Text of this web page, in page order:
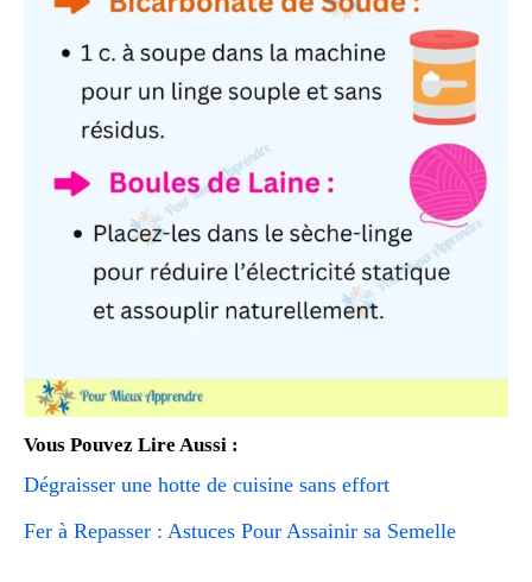
Vous Pouvez Lire Aussi :
Dégraisser une hotte de cuisine sans effort
Fer à Repasser : Astuces Pour Assainir sa Semelle